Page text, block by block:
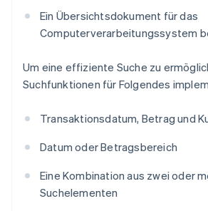
Ein Übersichtsdokument für das
Computerverarbeitungssystem
Um eine effiziente Suche zu
Suchfunktionen für Folgendes
Transaktionsdatum, Betrag und
Datum oder Betragsbereich
Eine Kombination aus zwei oder
Suchelementen